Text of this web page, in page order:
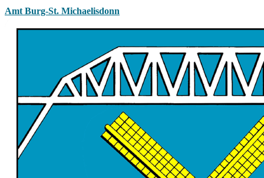
Amt Burg-St. Michaelisdonn